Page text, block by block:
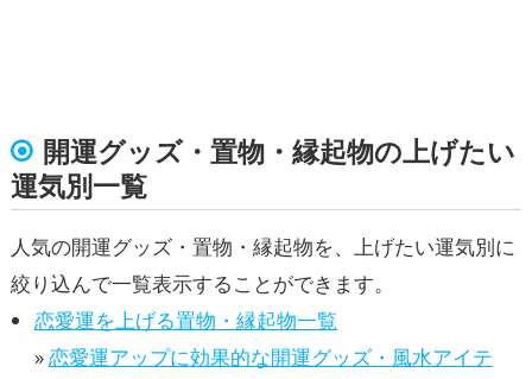
開運グッズ・置物・縁起物の上げたい
運気別一覧
人気の開運グッズ・置物・縁起物を、上げたい運気別に
絞り込んで一覧表示することができます。
恋愛運を上げる置物・縁起物一覧
»恋愛運アップに効果的な開運グッズ・風水アイテ